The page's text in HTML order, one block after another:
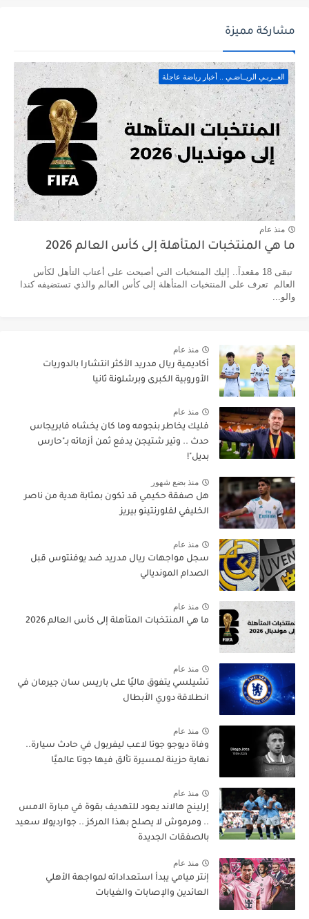
مشاركة مميزة
العــربـي الريــاضـي .. أخبار رياضة عاجلة
منذ عام
ما هي المنتخبات المتأهلة إلى كأس العالم 2026
تبقى 18 مقعداً.. إليك المنتخبات التي أصبحت على أعتاب التأهل لكأس
العالم تعرف على المنتخبات المتأهلة إلى كأس العالم والذي تستضيفه كندا
والو...
منذ عام
أكاديمية ريال مدريد الأكثر انتشارا بالدوريات
الأوروبية الكبرى وبرشلونة ثانيا
منذ عام
فليك يخاطر بنجومه وما كان يخشاه فابريجاس
حدث .. وتير شتيجن يدفع ثمن أزماته بـ"حارس
بديل"!
منذ بضع شهور
هل صفقة حكيمي قد تكون بمثابة هدية من ناصر
الخليفي لفلورنتينو بيريز
منذ عام
سجل مواجهات ريال مدريد ضد يوفنتوس قبل
الصدام المونديالي
منذ عام
ما هي المنتخبات المتأهلة إلى كأس العالم 2026
منذ عام
تشيلسي يتفوق ماليًا على باريس سان جيرمان في
انطلاقة دوري الأبطال
منذ عام
وفاة ديوجو جوتا لاعب ليفربول في حادث سيارة..
نهاية حزينة لمسيرة تألق فيها جوتا عالميًا
منذ عام
إرلينج هالاند يعود للتهديف بقوة في مبارة الامس
.. ومرموش لا يصلح بهذا المركز .. جوارديولا سعيد
بالصفقات الجديدة
منذ عام
إنتر ميامي يبدأ استعداداته لمواجهة الأهلي
العائدين والإصابات والغيابات